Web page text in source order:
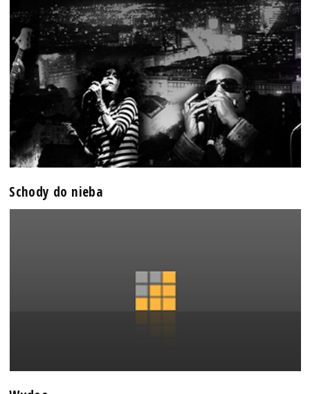
Schody do nieba